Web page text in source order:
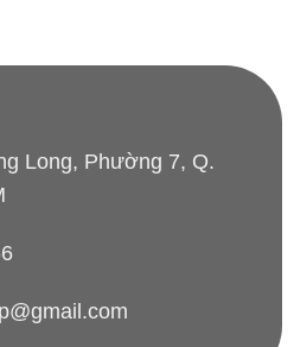
Long, Phường 7, Q.